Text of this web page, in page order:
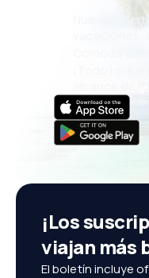
Nuevas
vacaciones,
Cómoda
¡Todo lo
¡Los
viajan más
El boletín incluye